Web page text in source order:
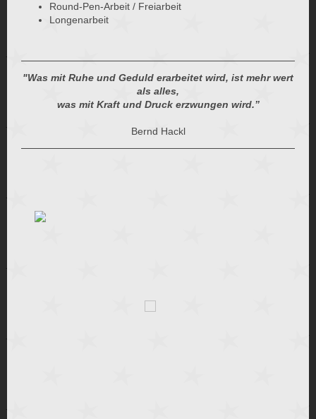
Round-Pen-Arbeit / Freiarbeit
Longenarbeit
"Was mit Ruhe und Geduld erarbeitet wird, ist mehr wert
als alles,
was mit Kraft und Druck erzwungen wird.”
Bernd Hackl